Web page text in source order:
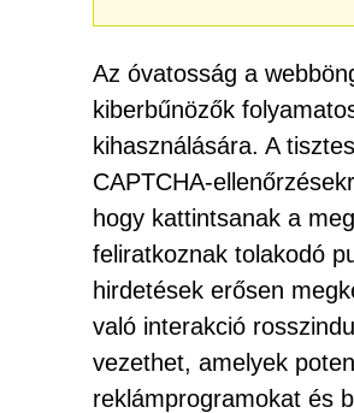
Az óvatosság a
kiberbűnözők
kihasználására. A
CAPTCHA-
hogy kattintsanak a
feliratkoznak tolakodó
hirdetések erősen
való interakció
vezethet, amelyek
reklámprogramokat és